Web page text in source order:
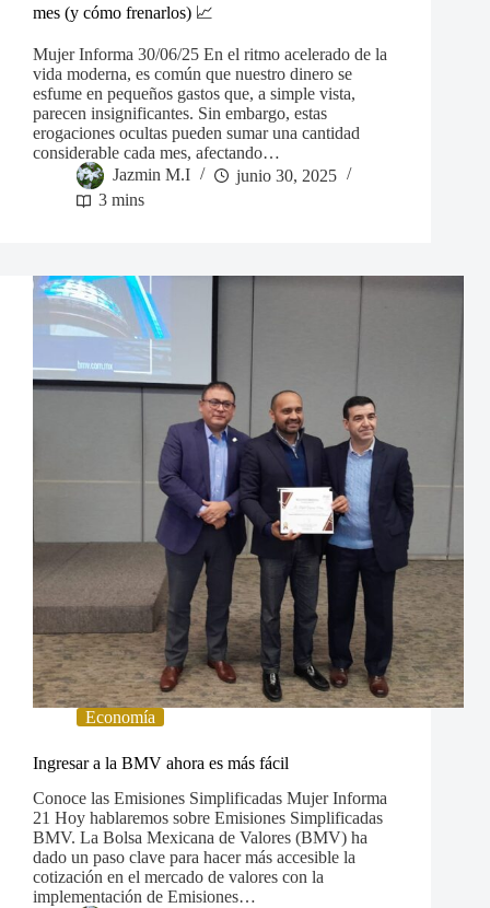
mes (y cómo frenarlos) 📈
Mujer Informa 30/06/25 En el ritmo acelerado de la
vida moderna, es común que nuestro dinero se
esfume en pequeños gastos que, a simple vista,
parecen insignificantes. Sin embargo, estas
erogaciones ocultas pueden sumar una cantidad
considerable cada mes, afectando…
Jazmin M.I
junio 30, 2025
3 mins
Economía
Ingresar a la BMV ahora es más fácil
Conoce las Emisiones Simplificadas Mujer Informa
21 Hoy hablaremos sobre Emisiones Simplificadas
BMV. La Bolsa Mexicana de Valores (BMV) ha
dado un paso clave para hacer más accesible la
cotización en el mercado de valores con la
implementación de Emisiones…